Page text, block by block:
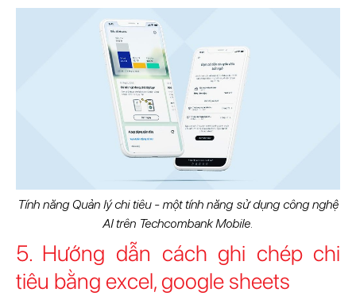
Tính năng Quản lý chi tiêu - một tính năng sử dụng công nghệ
AI trên Techcombank Mobile.
5. Hướng dẫn cách ghi chép chi
tiêu bằng excel, google sheets